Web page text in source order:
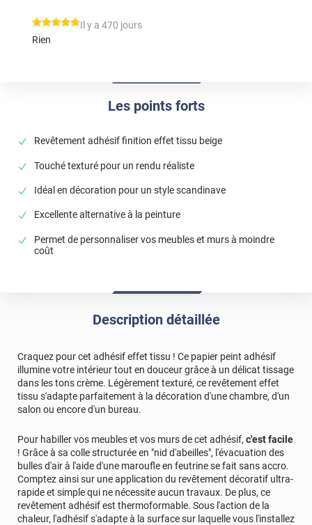
Les points forts
Revêtement adhésif finition effet tissu beige
Touché texturé pour un rendu réaliste
Idéal en décoration pour un style scandinave
Excellente alternative à la peinture
Permet de personnaliser vos meubles et murs à moindre
coût
*****
Il y a 470 jours
Rien
Description détaillée
Craquez pour cet adhésif effet tissu ! Ce papier peint adhésif
illumine votre intérieur tout en douceur grâce à un délicat tissage
dans les tons crème. Légèrement texturé, ce revêtement effet
tissu s'adapte parfaitement à la décoration d'une chambre, d'un
salon ou encore d'un bureau.
Pour habiller vos meubles et vos murs de cet adhésif, c'est facile
! Grâce à sa colle structurée en "nid d'abeilles", l'évacuation des
bulles d'air à l'aide d'une maroufle en feutrine se fait sans accro.
Comptez ainsi sur une application du revêtement décoratif ultra-
rapide et simple qui ne nécessite aucun travaux. De plus, ce
revêtement adhésif est thermoformable. Sous l'action de la
chaleur, l'adhésif s'adapte à la surface sur laquelle vous l'installez